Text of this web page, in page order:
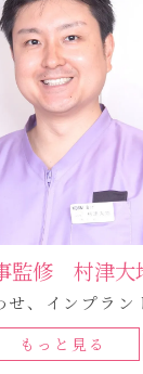
監修 村津大
せ、インプラン
もっと見る